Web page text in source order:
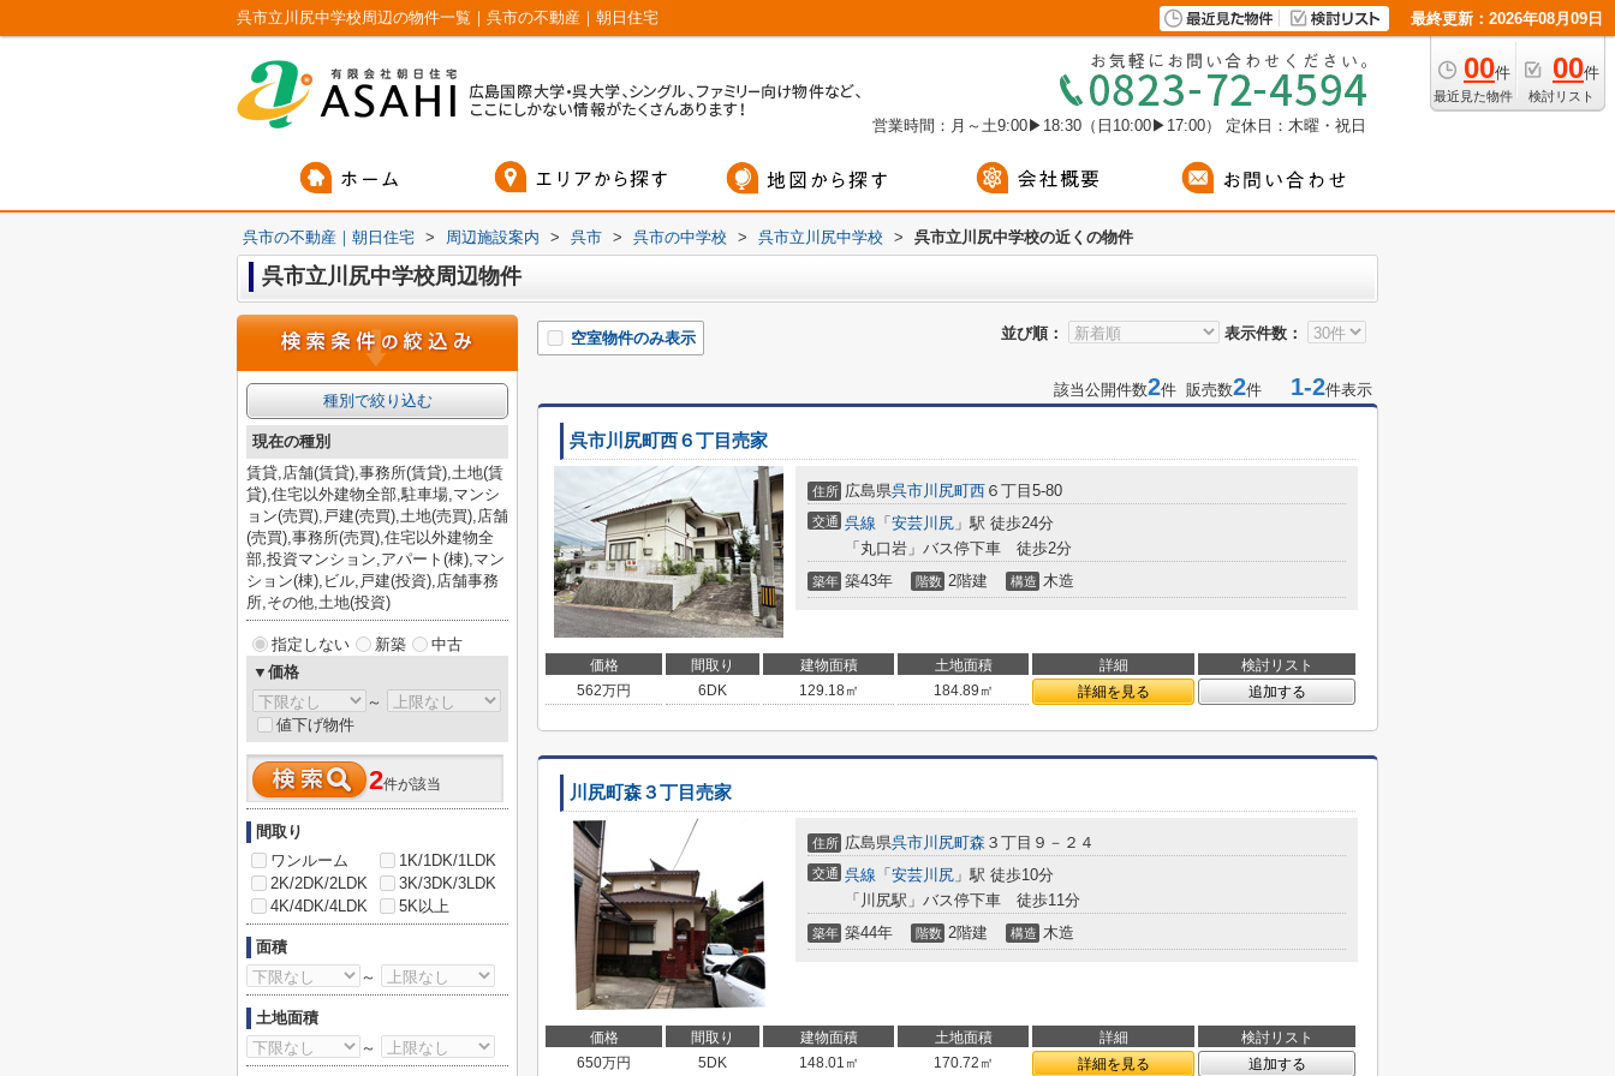
呉市立川尻中学校周辺の物件一覧｜呉市の不動産｜朝日住宅 最終更新：2026年08月09日
00件
最近見た物件
00件
検討リスト
営業時間：月～土9:00▶18:30（日10:00▶17:00） 定休日：木曜・祝日
呉市の不動産｜朝日住宅 > 周辺施設案内 > 呉市 > 呉市の中学校 > 呉市立川尻中学校 > 呉市立川尻中学校の近くの物件
呉市立川尻中学校周辺物件
並び順： 表示件数：
空室物件のみ表示
該当公開件数2件 販売数2件 1-2件表示
呉市川尻町西６丁目売家
住所 広島県呉市川尻町西 ６丁目5-80
交通 呉線 「 安芸川尻 」駅 徒歩24分
「丸口岩」バス停下車 徒歩2分
築年 築43年 階数 2階建 構造 木造
価格 間取り 建物面積 土地面積 詳細
検討リスト
562万円 6DK 129.18㎡ 184.89㎡ 詳細を見る 追加する
川尻町森３丁目売家
住所 広島県呉市川尻町森 ３丁目９－２４
交通 呉線 「 安芸川尻 」駅 徒歩10分
「川尻駅」バス停下車 徒歩11分
築年 築44年 階数 2階建 構造 木造
価格 間取り 建物面積 土地面積 詳細
検討リスト
650万円 5DK 148.01㎡ 170.72㎡ 詳細を見る 追加する
種別で絞り込む
現在の種別
賃貸,店舗(賃貸),事務所(賃貸),土地(賃
貸),住宅以外建物全部,駐車場,マンシ
ョン(売買),戸建(売買),土地(売買),店舗
(売買),事務所(売買),住宅以外建物全
部,投資マンション,アパート(棟),マン
ション(棟),ビル,戸建(投資),店舗事務
所,その他,土地(投資)
指定しない 新築
中古
▼価格
～
値下げ物件
2件が該当
間取り
ワンルーム
1K/1DK/1LDK
2K/2DK/2LDK
3K/3DK/3LDK
4K/4DK/4LDK
5K以上
面積
～
土地面積
～